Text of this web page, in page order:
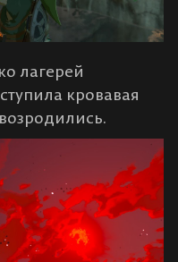
лагерей
кровавая